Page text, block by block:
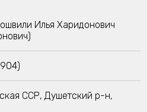
Илья Харидонович
ССР, Душетский р-н,